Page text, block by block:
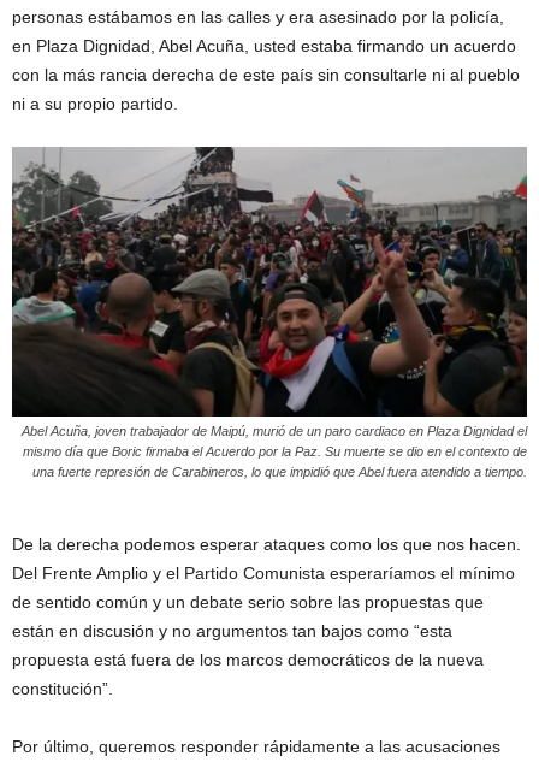
personas estábamos en las calles y era asesinado por la policía,
en Plaza Dignidad, Abel Acuña, usted estaba firmando un acuerdo
con la más rancia derecha de este país sin consultarle ni al pueblo
ni a su propio partido.
Abel Acuña, joven trabajador de Maipú, murió de un paro cardiaco en Plaza Dignidad el
mismo día que Boric firmaba el Acuerdo por la Paz. Su muerte se dio en el contexto de
una fuerte represión de Carabineros, lo que impidió que Abel fuera atendido a tiempo.
De la derecha podemos esperar ataques como los que nos hacen.
Del Frente Amplio y el Partido Comunista esperaríamos el mínimo
de sentido común y un debate serio sobre las propuestas que
están en discusión y no argumentos tan bajos como “esta
propuesta está fuera de los marcos democráticos de la nueva
constitución”.
Por último, queremos responder rápidamente a las acusaciones